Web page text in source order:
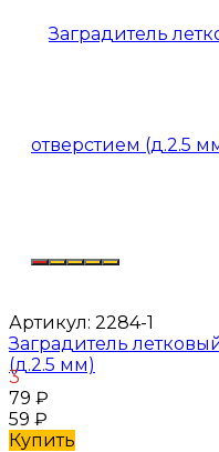
Артикул: 2284-1
Заградитель
(д.2.5 мм)
3
79 ₽
59 ₽
Купить